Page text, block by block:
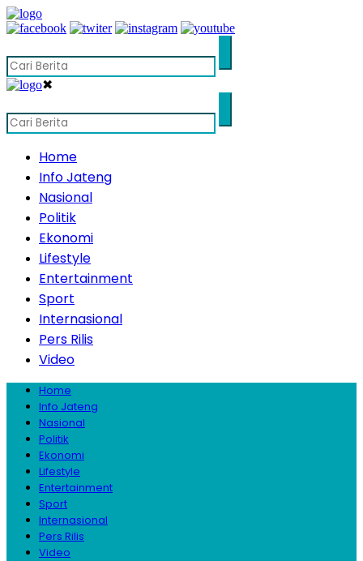
✖
Home
Info Jateng
Nasional
Politik
Ekonomi
Lifestyle
Entertainment
Sport
Internasional
Pers Rilis
Video
Home
Info Jateng
Nasional
Politik
Ekonomi
Lifestyle
Entertainment
Sport
Internasional
Pers Rilis
Video